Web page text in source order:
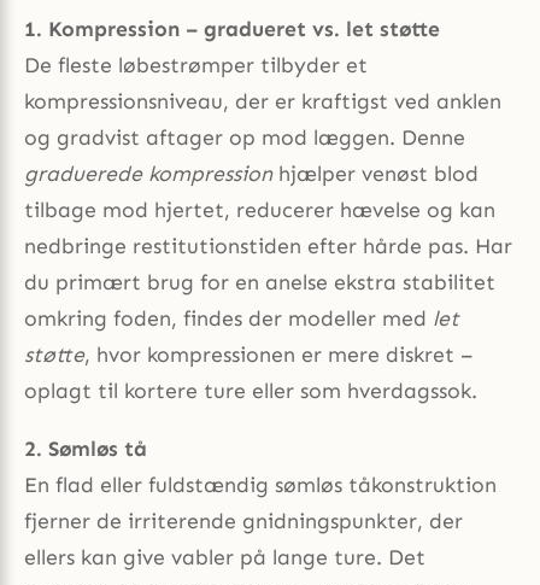
1. Kompression – gradueret vs. let støtte
De fleste løbestrømper tilbyder et
kompressionsniveau, der er kraftigst ved anklen
og gradvist aftager op mod læggen. Denne
graduerede kompressionhjælper venøst blod
tilbage mod hjertet, reducerer hævelse og kan
nedbringe restitutionstiden efter hårde pas. Har
du primært brug for en anelse ekstra stabilitet
omkring foden, findes der modeller med let
støtte, hvor kompressionen er mere diskret –
oplagt til kortere ture eller som hverdagssok.
2. Sømløs tå
En flad eller fuldstændig sømløs tåkonstruktion
fjerner de irriterende gnidningspunkter, der
ellers kan give vabler på lange ture. Det